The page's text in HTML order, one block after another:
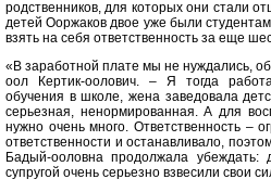
родственников, для которых они стали
детей Ооржаков двое уже были
взять на себя ответственность за еще
«В заработной плате мы не нуждались,
оол Кертик-оолович. – Я тогда
обучения в школе, жена заведовала
серьезная, ненормированная. А для
нужно очень много. Ответственность –
ответственности и останавливало,
Бадый-ооловна продолжала
супругой очень серьезно взвесили свои